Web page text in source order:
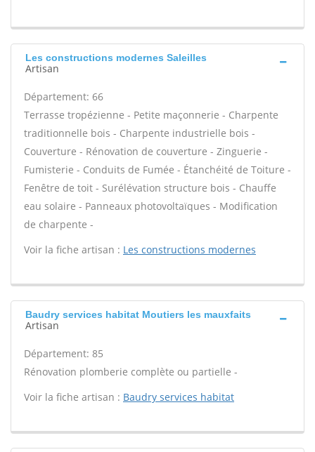
Les constructions modernes Saleilles
Artisan
Département: 66
Terrasse tropézienne - Petite maçonnerie - Charpente
traditionnelle bois - Charpente industrielle bois -
Couverture - Rénovation de couverture - Zinguerie -
Fumisterie - Conduits de Fumée - Étanchéité de Toiture -
Fenêtre de toit - Surélévation structure bois - Chauffe
eau solaire - Panneaux photovoltaïques - Modification
de charpente -
Voir la fiche artisan : Les constructions modernes
Baudry services habitat Moutiers les mauxfaits
Artisan
Département: 85
Rénovation plomberie complète ou partielle -
Voir la fiche artisan : Baudry services habitat